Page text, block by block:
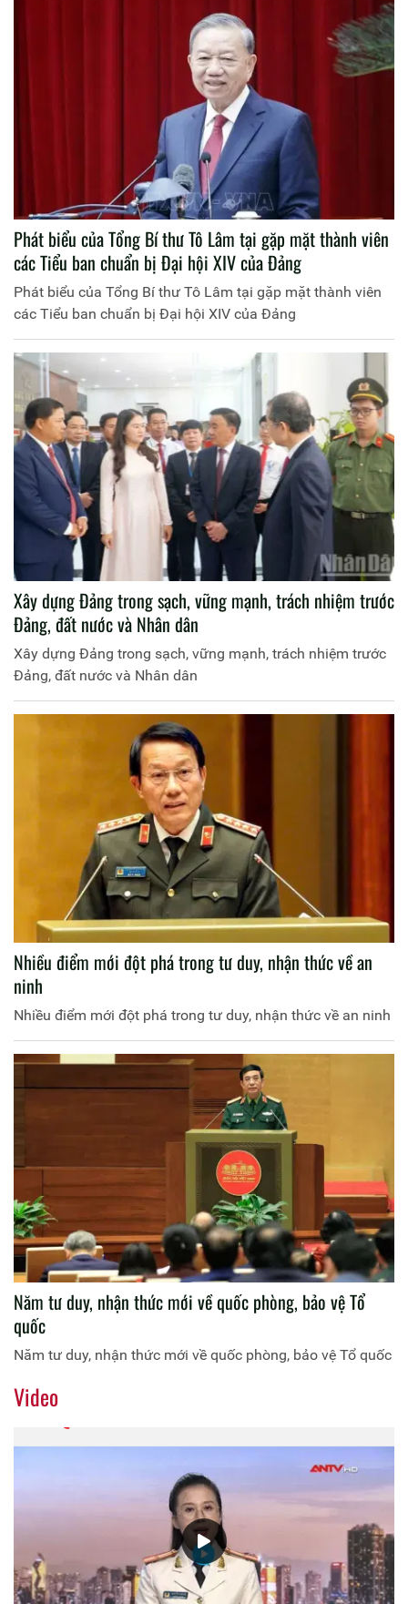
Phát biểu của Tổng Bí thư Tô Lâm tại gặp mặt thành viên
các Tiểu ban chuẩn bị Đại hội XIV của Đảng
Phát biểu của Tổng Bí thư Tô Lâm tại gặp mặt thành viên
các Tiểu ban chuẩn bị Đại hội XIV của Đảng
Xây dựng Đảng trong sạch, vững mạnh, trách nhiệm trước
Đảng, đất nước và Nhân dân
Xây dựng Đảng trong sạch, vững mạnh, trách nhiệm trước
Đảng, đất nước và Nhân dân
Nhiều điểm mới đột phá trong tư duy, nhận thức về an
ninh
Nhiều điểm mới đột phá trong tư duy, nhận thức về an ninh
Năm tư duy, nhận thức mới về quốc phòng, bảo vệ Tổ
quốc
Năm tư duy, nhận thức mới về quốc phòng, bảo vệ Tổ quốc
Video